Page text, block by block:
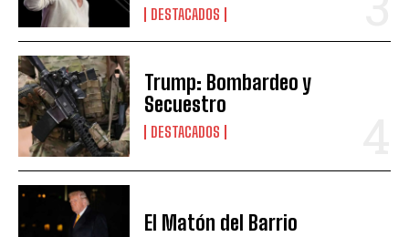
DESTACADOS
Trump: Bombardeo y
Secuestro
DESTACADOS
El Matón del Barrio